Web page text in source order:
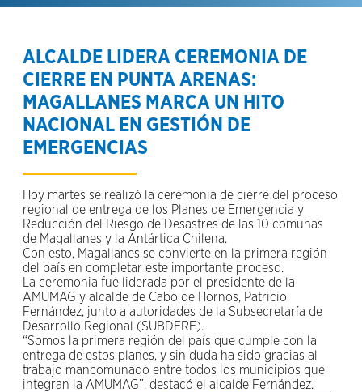
ALCALDE LIDERA CEREMONIA DE
CIERRE EN PUNTA ARENAS:
MAGALLANES MARCA UN HITO
NACIONAL EN GESTIÓN DE
EMERGENCIAS
Hoy martes se realizó la ceremonia de cierre del proceso
regional de entrega de los Planes de Emergencia y
Reducción del Riesgo de Desastres de las 10 comunas
de Magallanes y la Antártica Chilena.
Con esto, Magallanes se convierte en la primera región
del país en completar este importante proceso.
La ceremonia fue liderada por el presidente de la
AMUMAG y alcalde de Cabo de Hornos, Patricio
Fernández, junto a autoridades de la Subsecretaría de
Desarrollo Regional (SUBDERE).
“Somos la primera región del país que cumple con la
entrega de estos planes, y sin duda ha sido gracias al
trabajo mancomunado entre todos los municipios que
integran la AMUMAG”, destacó el alcalde Fernández.